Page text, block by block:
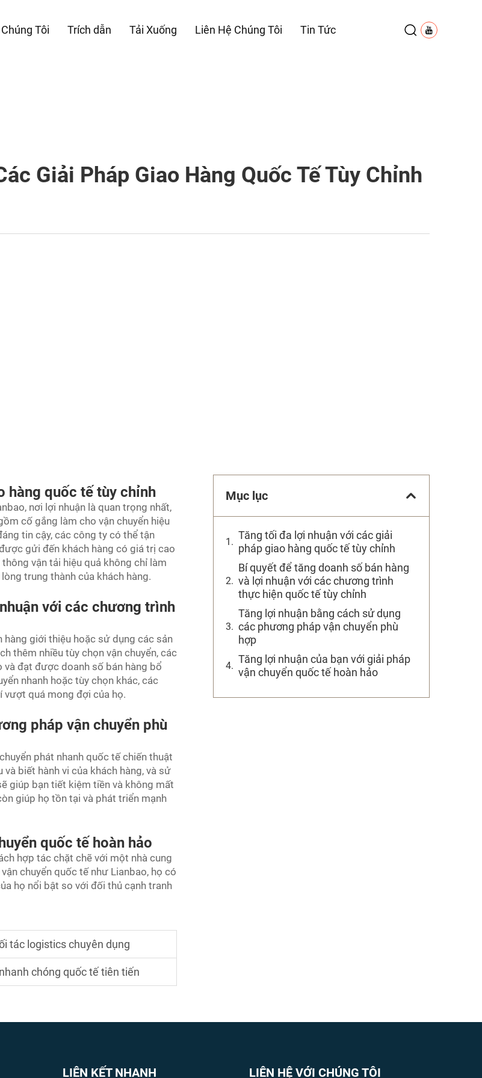
Tôi Trích dẫn Tải Xuống Liên Hệ Chúng Tôi Tin Tức
Giải Pháp Giao Hàng Quốc Tế Tùy Chỉnh
hàng quốc tế tùy chỉnh
nơi lợi nhuận là quan trọng nhất,
cố gắng làm cho vận chuyển hiệu
tin cậy, các công ty có thể tận
gửi đến khách hàng có giá trị cao
vận tải hiệu quả không chỉ làm
trung thành của khách hàng.
với các chương trình
hàng giới thiệu hoặc sử dụng các sản
thêm nhiều tùy chọn vận chuyển, các
đạt được doanh số bán hàng bổ
nhanh hoặc tùy chọn khác, các
vượt quá mong đợi của họ.
pháp vận chuyển phù
phát nhanh quốc tếchiến thuật
biết hành vi của khách hàng, và sử
giúp bạn tiết kiệm tiền và không mất
giúp họ tồn tại và phát triển mạnh
quốc tế hoàn hảo
hợp tác chặt chẽ với một nhà cung
chuyển quốc tế như Lianbao, họ có
họ nổi bật so với đối thủ cạnh tranh
tác logistics chuyên dụng
chóng quốc tế tiên tiến
Mục lục
Tăng tối đa lợi nhuận với các giải
pháp giao hàng quốc tế tùy chỉnh
Bí quyết để tăng doanh số bán hàng
và lợi nhuận với các chương trình
thực hiện quốc tế tùy chỉnh
Tăng lợi nhuận bằng cách sử dụng
các phương pháp vận chuyển phù
hợp
Tăng lợi nhuận của bạn với giải pháp
vận chuyển quốc tế hoàn hảo
LIÊN KẾT NHANH LIÊN HỆ VỚI CHÚNG TÔI